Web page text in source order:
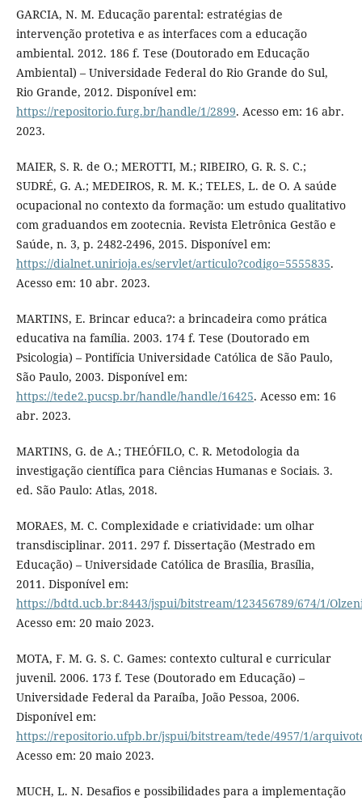
GARCIA, N. M. Educação parental: estratégias de
intervenção protetiva e as interfaces com a educação
ambiental. 2012. 186 f. Tese (Doutorado em Educação
Ambiental) – Universidade Federal do Rio Grande do Sul,
Rio Grande, 2012. Disponível em:
https://repositorio.furg.br/handle/1/2899. Acesso em: 16 abr.
2023.
MAIER, S. R. de O.; MEROTTI, M.; RIBEIRO, G. R. S. C.;
SUDRÉ, G. A.; MEDEIROS, R. M. K.; TELES, L. de O. A saúde
ocupacional no contexto da formação: um estudo qualitativo
com graduandos em zootecnia. Revista Eletrônica Gestão e
Saúde, n. 3, p. 2482-2496, 2015. Disponível em:
https://dialnet.unirioja.es/servlet/articulo?codigo=5555835.
Acesso em: 10 abr. 2023.
MARTINS, E. Brincar educa?: a brincadeira como prática
educativa na família. 2003. 174 f. Tese (Doutorado em
Psicologia) – Pontifícia Universidade Católica de São Paulo,
São Paulo, 2003. Disponível em:
https://tede2.pucsp.br/handle/handle/16425. Acesso em: 16
abr. 2023.
MARTINS, G. de A.; THEÓFILO, C. R. Metodologia da
investigação científica para Ciências Humanas e Sociais. 3.
ed. São Paulo: Atlas, 2018.
MORAES, M. C. Complexidade e criatividade: um olhar
transdisciplinar. 2011. 297 f. Dissertação (Mestrado em
Educação) – Universidade Católica de Brasília, Brasília,
2011. Disponível em:
https://bdtd.ucb.br:8443/jspui/bitstream/123456789/674/1/
Acesso em: 20 maio 2023.
MOTA, F. M. G. S. C. Games: contexto cultural e curricular
juvenil. 2006. 173 f. Tese (Doutorado em Educação) –
Universidade Federal da Paraíba, João Pessoa, 2006.
Disponível em:
https://repositorio.ufpb.br/jspui/bitstream/tede/4957/1/
Acesso em: 20 maio 2023.
MUCH, L. N. Desafios e possibilidades para a implementação